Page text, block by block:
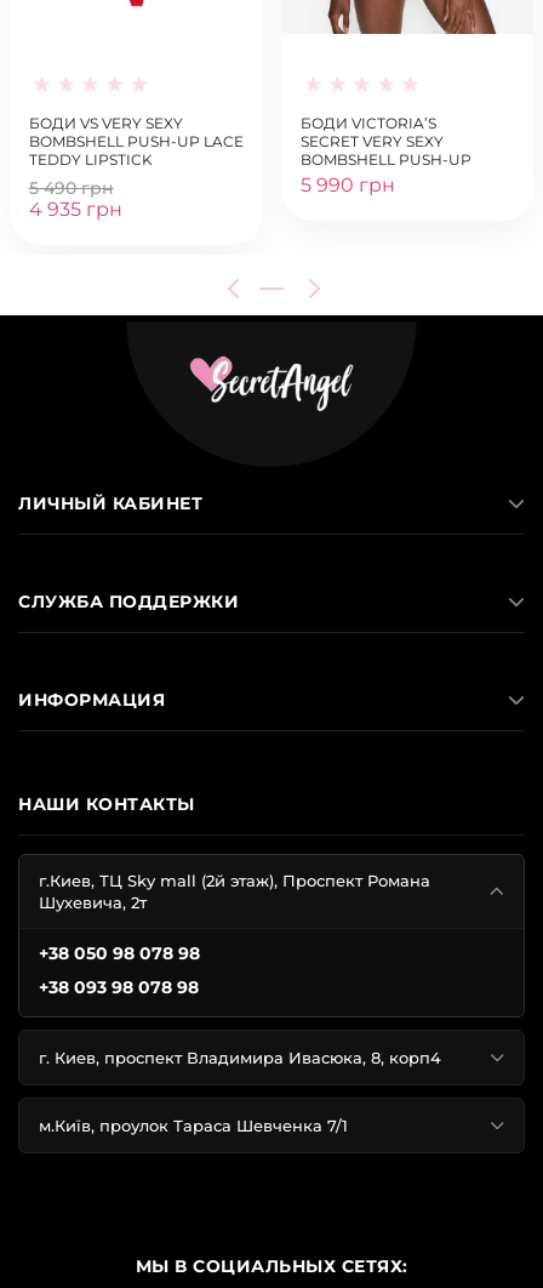
БОДИ VS VERY SEXY
BOMBSHELL PUSH-UP LACE
TEDDY LIPSTICK
5 490 грн
4 935 грн
БОДИ VICTORIA’S
SECRET VERY SEXY
BOMBSHELL PUSH-UP
COCONUT WHITE
5 990 грн
НАШИ КОНТАКТЫ
г.Киев, ТЦ Sky mall (2й этаж), Проспект Романа
Шухевича, 2т
+38 050 98 078 98
+38 093 98 078 98
г. Киев, проспект Владимира Ивасюка, 8, корп4
м.Київ, проулок Тараса Шевченка 7/1
ЛИЧНЫЙ КАБИНЕТ
СЛУЖБА ПОДДЕРЖКИ
ИНФОРМАЦИЯ
МЫ В СОЦИАЛЬНЫХ СЕТЯХ: